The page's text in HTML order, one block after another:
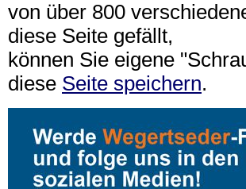
von über 800
diese Seite gefällt,
können Sie eigene
diese Seite speichern.